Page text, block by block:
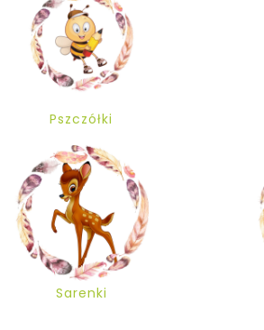
Pszczółki
Sarenki